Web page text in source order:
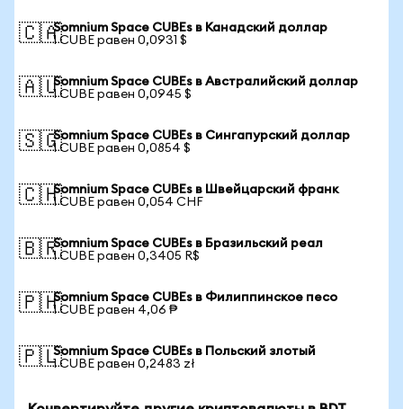
🇨🇦Somnium Space CUBEs в Канадский доллар
1 CUBE равен 0,0931 $
🇦🇺Somnium Space CUBEs в Австралийский доллар
1 CUBE равен 0,0945 $
🇸🇬Somnium Space CUBEs в Сингапурский доллар
1 CUBE равен 0,0854 $
🇨🇭Somnium Space CUBEs в Швейцарский франк
1 CUBE равен 0,054 CHF
🇧🇷Somnium Space CUBEs в Бразильский реал
1 CUBE равен 0,3405 R$
🇵🇭Somnium Space CUBEs в Филиппинское песо
1 CUBE равен 4,06 ₱
🇵🇱Somnium Space CUBEs в Польский злотый
1 CUBE равен 0,2483 zł